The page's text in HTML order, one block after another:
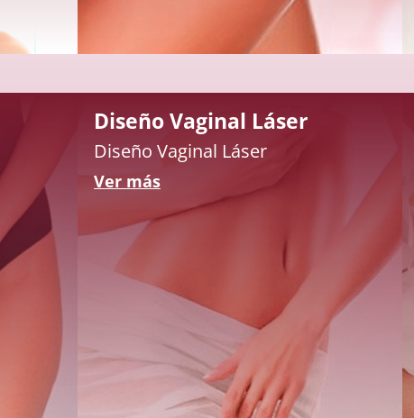
Diseño Vaginal Láser
Diseño Vaginal Láser
Ver más